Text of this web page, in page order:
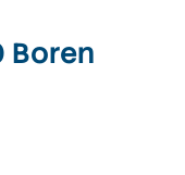
Boren